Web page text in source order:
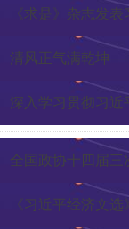
《求是》杂志发
清风正气满乾坤
深入学习贯彻习
全国政协十四届三
《习近平经济文